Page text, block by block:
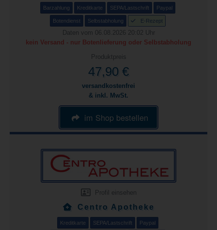
Barzahlung Kreditkarte SEPA/Lastschrift Paypal
Botendienst Selbstabholung E-Rezept
Daten vom 06.08.2026 20:02 Uhr
kein Versand - nur Botenlieferung oder Selbstabholung
Produktpreis
47,90 €
versandkostenfrei
& inkl. MwSt.
im Shop bestellen
Profil einsehen
Centro Apotheke
Kreditkarte SEPA/Lastschrift Paypal